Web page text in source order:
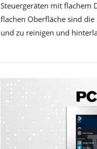
Steuergeräten mit flachem
flachen Oberfläche sind die
und zu reinigen und